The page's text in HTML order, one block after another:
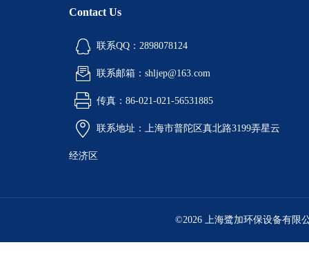
Contact Us
联系QQ：2898078124
联系邮箱：shljep@163.com
传真：86-021-021-56531885
联系地址：上海市普陀区真北路3199弄星云
经济区
©2026 上海鹭加环保设备有限